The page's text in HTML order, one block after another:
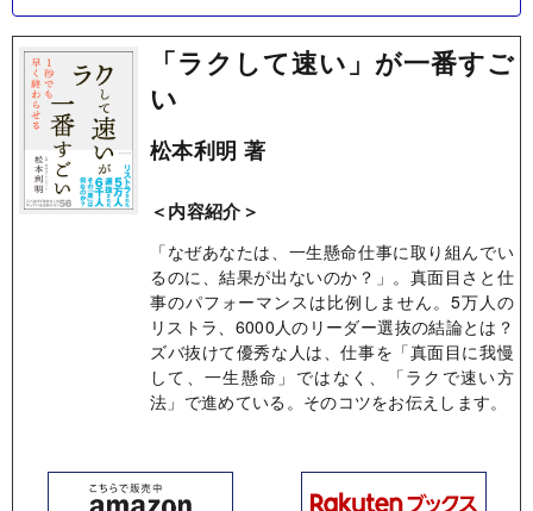
「ラクして速い」が一番すご
い
松本利明 著
＜内容紹介＞
「なぜあなたは、一生懸命仕事に取り組んでい
るのに、結果が出ないのか？」。真面目さと仕
事のパフォーマンスは比例しません。5万人の
リストラ、6000人のリーダー選抜の結論とは？
ズバ抜けて優秀な人は、仕事を「真面目に我慢
して、一生懸命」ではなく、「ラクで速い方
法」で進めている。そのコツをお伝えします。